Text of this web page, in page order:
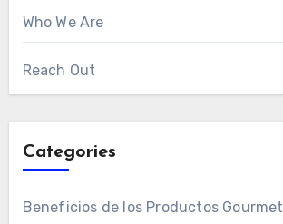
Who We Are
Reach Out
Categories
Beneficios de los Productos Gourmet